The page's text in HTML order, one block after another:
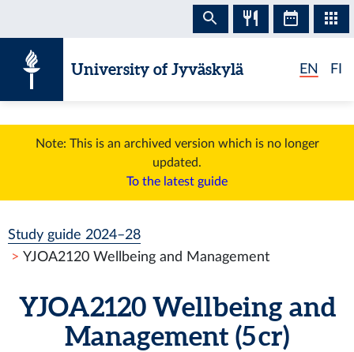
University of Jyväskylä EN FI
Note: This is an archived version which is no longer
updated.
To the latest guide
Study guide 2024–28
YJOA2120 Wellbeing and Management
YJOA2120 Wellbeing and
Management (5 cr)